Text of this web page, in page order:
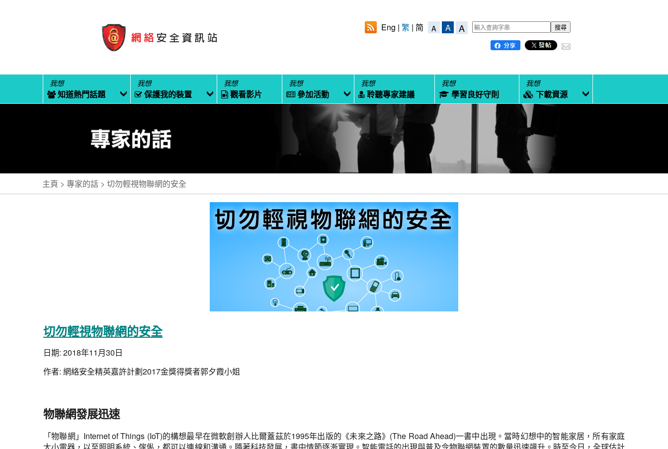
Eng 繁 简 A A A
我想
知道熱門話題
我想
保護我的裝置
我想
觀看影片
我想
參加活動
我想
聆聽專家建議
我想
學習良好守則
我想
下載資源
主頁 專家的話 切勿輕視物聯網的安全
切勿輕視物聯網的安全
日期: 2018年11月30日
作者: 網絡安全精英嘉許計劃2017金獎得獎者郭夕霞小姐
物聯網發展迅速
「物聯網」Internet of Things (IoT)的構想最早在微軟創辦人比爾蓋茲於1995年出版的《未來之路》(The Road Ahead)一書中出現。當時幻想中的智能家居，所有家庭